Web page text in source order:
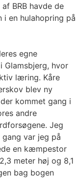
BRB havde de
i en hulahopring på
egne
Glamsbjerg, hvor
læring. Kåre
blev ny
kommet gang i
andre
Jeg
var jeg på
en kæmpestor
meter høj og 8,1
bag bogen